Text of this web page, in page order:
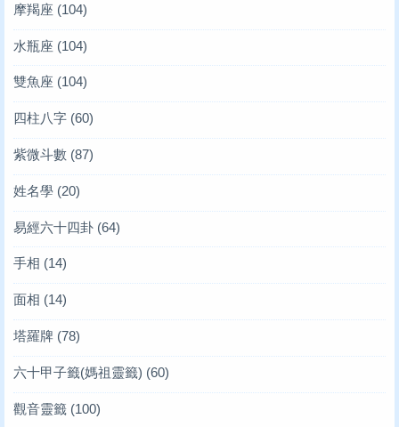
摩羯座 (104)
水瓶座 (104)
雙魚座 (104)
四柱八字 (60)
紫微斗數 (87)
姓名學 (20)
易經六十四卦 (64)
手相 (14)
面相 (14)
塔羅牌 (78)
六十甲子籤(媽祖靈籤) (60)
觀音靈籤 (100)